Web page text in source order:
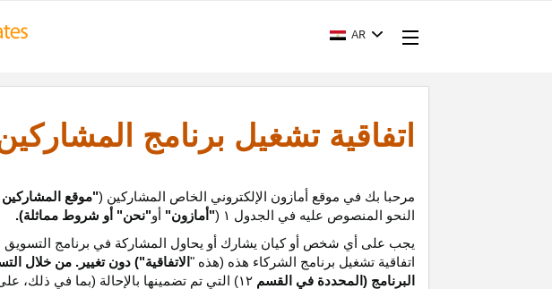
AR
اتفاقية تشغيل برنامج
مرحبا بك في موقع أمازون الإلكتروني الخاص المشاركين ("موقع
النحو المنصوص عليه في الجدول ۱ ( "أمازون" أو"نحن" أو شروط مماثلة).
يجب على أي شخص أو كيان يشارك أو يحاول المشاركة في برنامج التسويق
اتفاقية تشغيل برنامج الشركاء هذه (هذه " الاتفاقية") دون تغيير. من خلال
البرنامج (المحددة في القسم ۱۲) التي تم تضمينها بالإحالة (بما في ذلك،